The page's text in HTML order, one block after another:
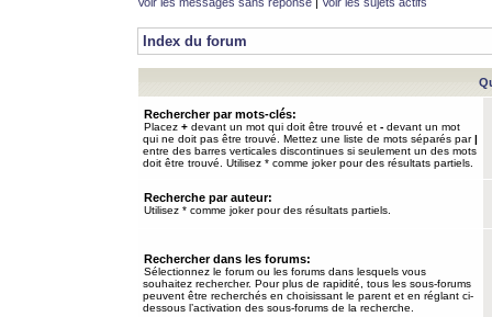
Index du forum
Rechercher par mots-clés:
Placez + devant un mot qui doit être trouvé et - devant un mot
qui ne doit pas être trouvé. Mettez une liste de mots séparés par|
entre des barres verticales discontinues si seulement un des mots
doit être trouvé. Utilisez * comme joker pour des résultats partiels.
Recherche par auteur:
Utilisez * comme joker pour des résultats partiels.
Rechercher dans les forums:
Sélectionnez le forum ou les forums dans lesquels vous
souhaitez rechercher. Pour plus de rapidité, tous les sous-forums
peuvent être recherchés en choisissant le parent et en réglant ci-
dessous l’activation des sous-forums de la recherche.